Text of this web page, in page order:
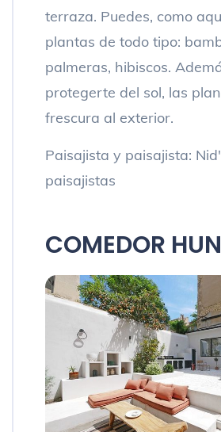
terraza. Puedes, como
plantas de todo tipo:
palmeras, hibiscos.
protegerte del sol, las
frescura al exterior.
Paisajista y paisajista:
paisajistas
COMEDOR